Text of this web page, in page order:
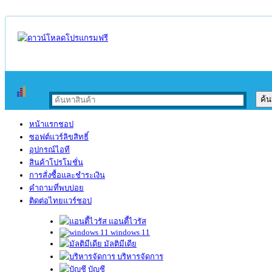
หน้าแรกชอป
ซอฟต์แวร์ลิขสิทธิ์
อุปกรณ์ไอที
สินค้าโปรโมชั่น
การสั่งซื้อและชำระเงิน
คำถามที่พบบ่อย
ติดต่อไทยแวร์ชอป
แอนตี้ไวรัส
windows 11
มัลติมีเดีย
บริหารจัดการ
บัญชี